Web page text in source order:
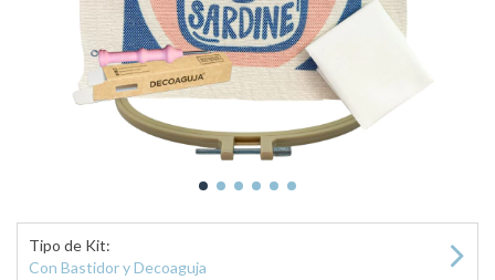
Tipo de Kit:
Con Bastidor y Decoaguja